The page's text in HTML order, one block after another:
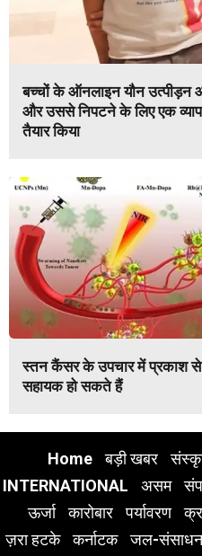
बच्चों के ऑनलाइन यौन उत्पीड़न
और उससे निपटने के लिए एक
तैयार किया
स्तन कैंसर के उपचार में प्रकाश से
सहायक हो सकते हैं
Home बड़ी खबर
INTERNATIONAL
असम
ऊर्जा
कारोबार पर्यावरण
ज़रा हटके
कर्नाटक जल-संसाधन